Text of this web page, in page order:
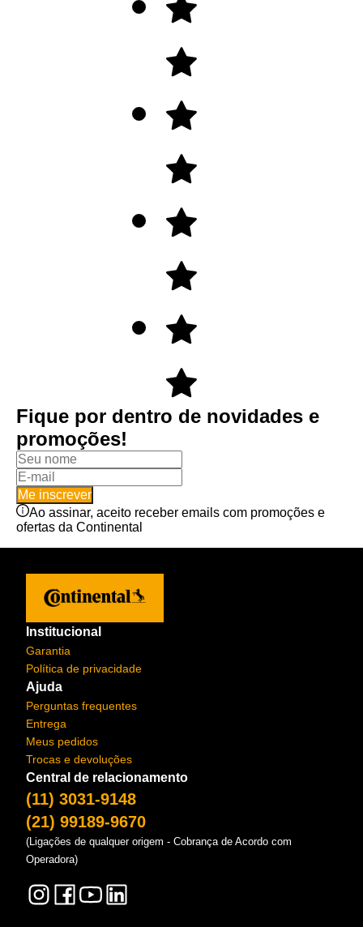
Fique por dentro de novidades e
promoções!
Me inscrever
Ao assinar, aceito receber emails com promoções e
ofertas da Continental
Institucional
Garantia
Política de privacidade
Ajuda
Perguntas frequentes
Entrega
Meus pedidos
Trocas e devoluções
Central de relacionamento
(11) 3031-9148
(21) 99189-9670
(Ligações de qualquer origem - Cobrança de Acordo com
Operadora)